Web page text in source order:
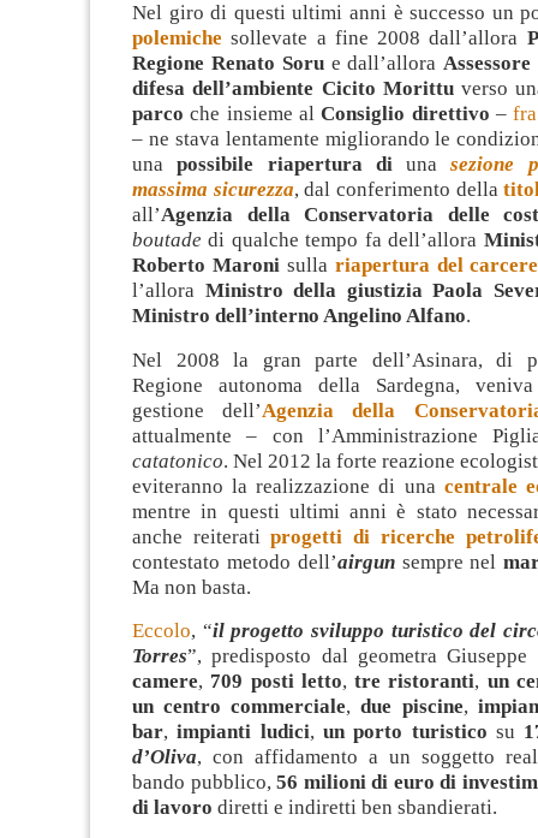
Nel giro di questi ultimi anni è successo un
polemiche sollevate a fine 2008 dall’allora
Regione Renato Sorue dall’allora
difesa dell’ambiente Cicito Morittuverso
parco che insieme alConsiglio direttivo –
– ne stava lentamente migliorando le
unapossibile riapertura diunasezione
massima sicurezza, dal conferimento della
all’Agenzia della Conservatoria delle
boutadedi qualche tempo fa dell’allora
Roberto Maronisulla riapertura del carcere
l’allora Ministro della giustizia Paola
Ministro dell’interno Angelino Alfano.
Nel 2008 la gran parte dell’Asinara, di
Regione autonoma della Sardegna,
gestione dell’Agenzia della
attualmente – con l’Amministrazione
catatonico. Nel 2012 la forte reazione
eviteranno la realizzazione di una centrale
mentre in questi ultimi anni è stato
anche reiteratiprogetti di ricerche
contestato metodo dell’airgunsempre nel
Ma non basta.
Eccolo, “il progetto sviluppo turistico del
Torres”, predisposto dal geometra
camere, 709 posti letto, tre ristoranti, un
un centro commerciale,due piscine,
bar,impianti ludici, un porto turistico su
d’Oliva, con affidamento a un soggetto
bando pubblico, 56 milioni di euro di
di lavoro diretti e indiretti ben sbandierati.